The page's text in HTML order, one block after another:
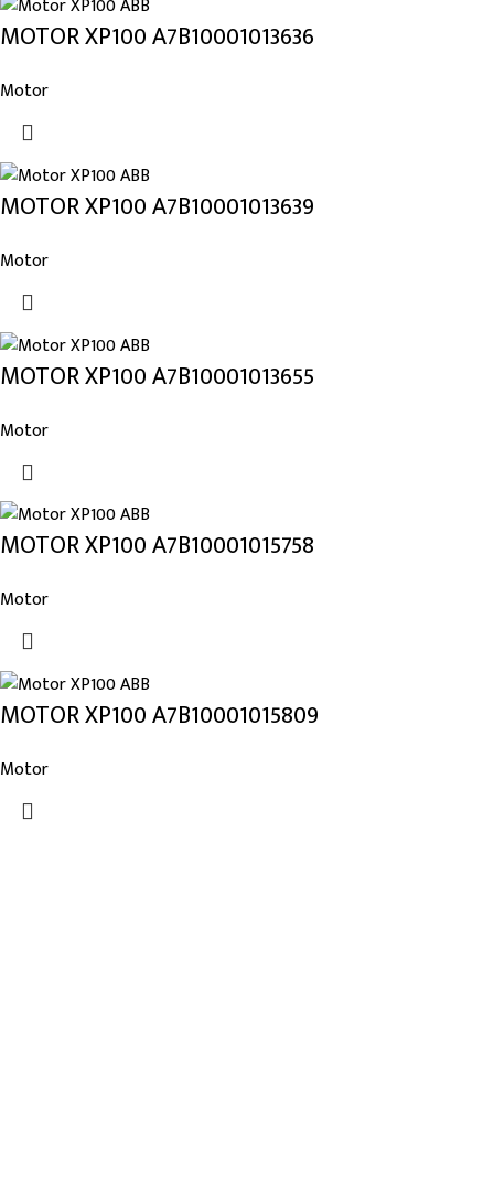
MOTOR XP100 A7B10001013636
Motor
MOTOR XP100 A7B10001013639
Motor
MOTOR XP100 A7B10001013655
Motor
MOTOR XP100 A7B10001015758
Motor
MOTOR XP100 A7B10001015809
Motor